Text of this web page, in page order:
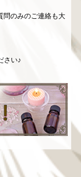
問のみのご連絡も大
さい♪